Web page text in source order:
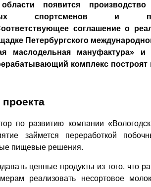
появится
спортсменов и
соглашение о
Петербургского
маслодельная мануфактура» и
комплекс построят
по развитию компании
займется переработкой
пищевые решения.
ценные продукты из того, что
реализовать несортовое